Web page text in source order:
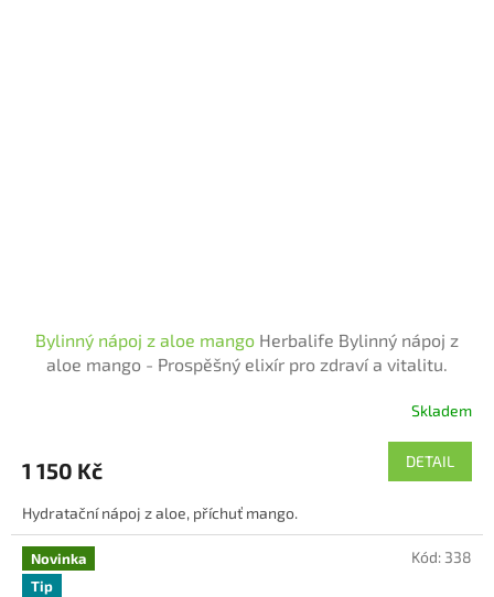
Bylinný nápoj z aloe mango Herbalife Bylinný nápoj z
aloe mango - Prospěšný elixír pro zdraví a vitalitu.
je
z
5
hvězdiček.
Skladem
1 150 Kč DETAIL
Hydratační nápoj z aloe, příchuť mango.
Novinka
Tip
Kód: 338